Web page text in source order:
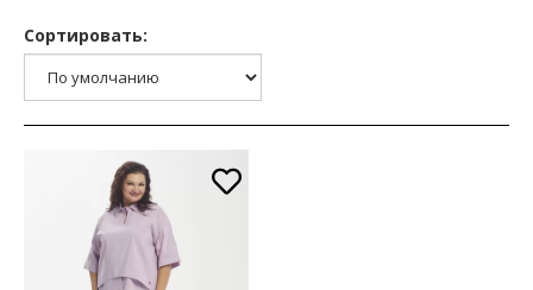
Сортировать: